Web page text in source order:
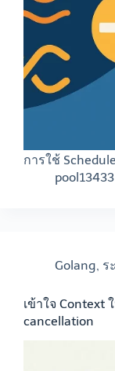
การใช้
pool13433
Golang, ร
เข้าใจ Context
cancellation